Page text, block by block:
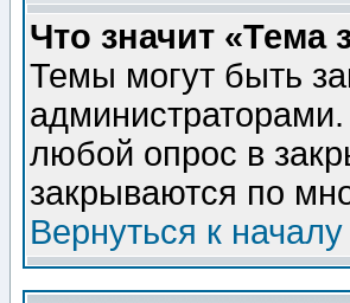
Что значит «Тема
Темы могут быть
любой опрос в
закрываются по
Вернуться к началу